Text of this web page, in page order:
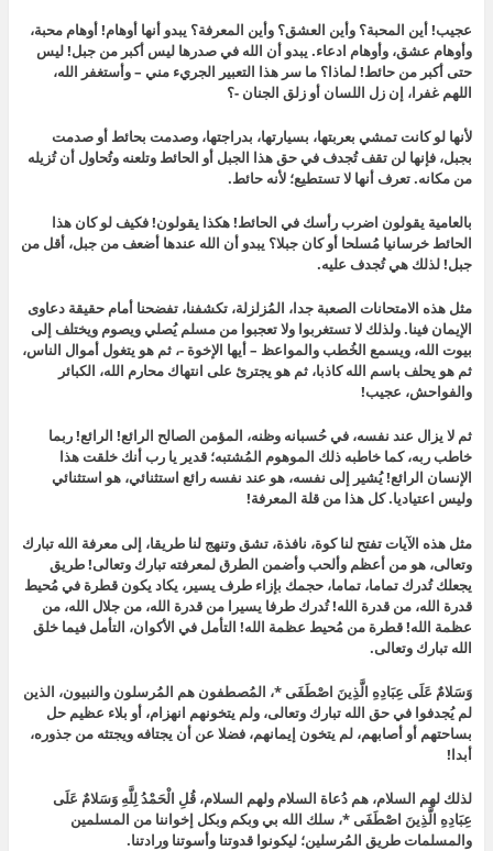
عجيب! أين المحبة؟ وأين العشق؟ وأين المعرفة؟ يبدو أنها أوهام! أوهام محبة،
وأوهام عشق، وأوهام ادعاء. يبدو أن الله في صدرها ليس أكبر من جبل! ليس
حتى أكبر من حائط! لماذا؟ ما سر هذا التعبير الجريء مني – وأستغفر الله،
اللهم غفرا، إن زل اللسان أو زلق الجنان -؟
لأنها لو كانت تمشي بعربتها، بسيارتها، بدراجتها، وصدمت بحائط أو صدمت
بجبل، فإنها لن تقف تُجدف في حق هذا الجبل أو الحائط وتلعنه وتُحاول أن تُزيله
من مكانه. تعرف أنها لا تستطيع؛ لأنه حائط.
بالعامية يقولون اضرب رأسك في الحائط! هكذا يقولون! فكيف لو كان هذا
الحائط خرسانيا مُسلحا أو كان جبلا؟ يبدو أن الله عندها أضعف من جبل، أقل من
جبل! لذلك هي تُجدف عليه.
مثل هذه الامتحانات الصعبة جدا، المُزلزلة، تكشفنا، تفضحنا أمام حقيقة دعاوى
الإيمان فينا. ولذلك لا تستغربوا ولا تعجبوا من مسلم يُصلي ويصوم ويختلف إلى
بيوت الله، ويسمع الخُطب والمواعظ – أيها الإخوة -، ثم هو يتغول أموال الناس،
ثم هو يحلف باسم الله كاذبا، ثم هو يجترئ على انتهاك محارم الله، الكبائر
والفواحش، عجيب!
ثم لا يزال عند نفسه، في حُسبانه وظنه، المؤمن الصالح الرائع! الرائع! ربما
خاطب ربه، كما خاطبه ذلك الموهوم المُشتبه؛ قدير يا رب أنك خلقت هذا
الإنسان الرائع! يُشير إلى نفسه، هو عند نفسه رائع استثنائي، هو استثنائي
وليس اعتياديا. كل هذا من قلة المعرفة!
مثل هذه الآيات تفتح لنا كوة، نافذة، تشق وتنهج لنا طريقا، إلى معرفة الله تبارك
وتعالى، هو من أعظم وألحب وأضمن الطرق لمعرفته تبارك وتعالى! طريق
يجعلك تُدرك تماما، تماما، حجمك بإزاء طرف يسير، يكاد يكون قطرة في مُحيط
قدرة الله، من قدرة الله! تُدرك طرفا يسيرا من قدرة الله، من جلال الله، من
عظمة الله! قطرة من مُحيط عظمة الله! التأمل في الأكوان، التأمل فيما خلق
الله تبارك وتعالى.
وَسَلامٌ عَلَى عِبَادِهِ الَّذِينَ اصْطَفَى *، المُصطفون هم المُرسلون والنبيون، الذين
لم يُجدفوا في حق الله تبارك وتعالى، ولم يتخونهم انهزام، أو بلاء عظيم حل
بساحتهم أو أصابهم، لم يتخون إيمانهم، فضلا عن أن يجتافه ويجتثه من جذوره،
أبدا!
لذلك لهم السلام، هم دُعاة السلام ولهم السلام، قُلِ الْحَمْدُ لِلَّهِ وَسَلامٌ عَلَى
عِبَادِهِ الَّذِينَ اصْطَفَى *، سلك الله بي وبكم وبكل إخواننا من المسلمين
والمسلمات طريق المُرسلين؛ ليكونوا قدوتنا وأسوتنا ورادتنا.